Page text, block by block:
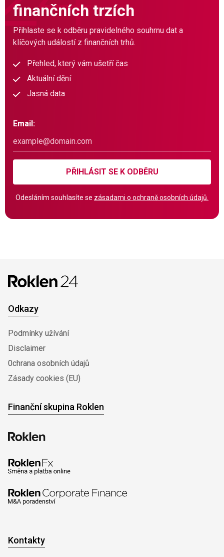
finančních trzích
Přihlaste se k odběru pravidelného souhrnu dat a
klíčových událostí z finančních trhů.
Přehled, který vám ušetří čas
Aktuální dění
Jasná data
Email:
PŘIHLÁSIT SE K ODBĚRU
Odesláním souhlasíte se zásadami o ochraně osobních údajů.
Odkazy
Podmínky užívání
Disclaimer
0chrana osobních údajů
Zásady cookies (EU)
Finanční skupina Roklen
Kontakty